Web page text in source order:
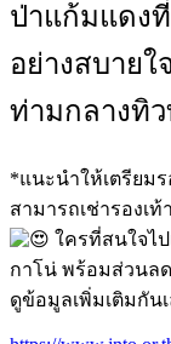
ป่าแก้มแดง
อย่างสบายใ
ท่ามกลางทิ
*แนะนำให้เตรียม
สามารถเช่ารองเ
ใครที่สนใจไ
กาโน่ พร้อมส่วนลด
ดูข้อมูลเพิ่มเติมกัน